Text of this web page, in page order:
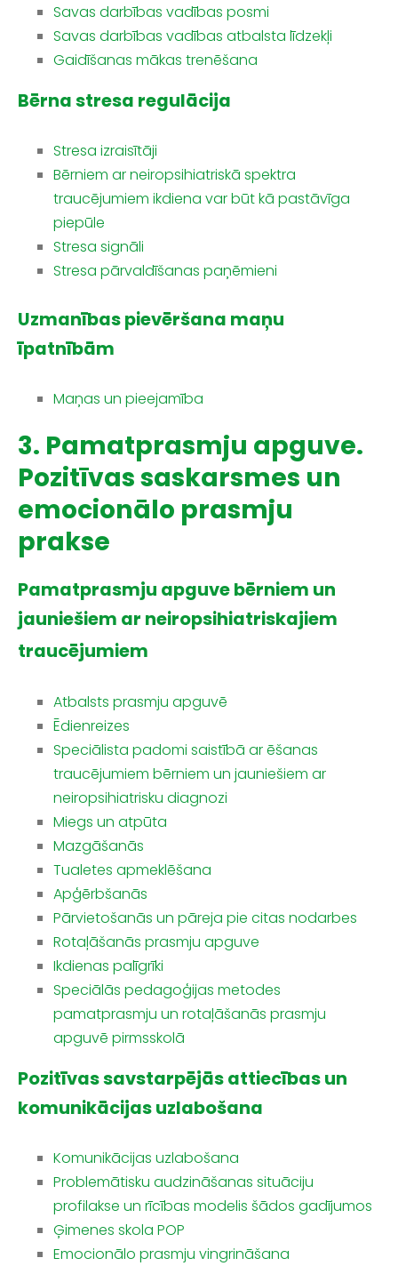
Savas darbības vadības posmi
Savas darbības vadības atbalsta līdzekļi
Gaidīšanas mākas trenēšana
Bērna stresa regulācija
Stresa izraisītāji
Bērniem ar neiropsihiatriskā spektra
traucējumiem ikdiena var būt kā pastāvīga
piepūle
Stresa signāli
Stresa pārvaldīšanas paņēmieni
Uzmanības pievēršana maņu
īpatnībām
Maņas un pieejamība
3. Pamatprasmju apguve.
Pozitīvas saskarsmes un
emocionālo prasmju
prakse
Pamatprasmju apguve bērniem un
jauniešiem ar neiropsihiatriskajiem
traucējumiem
Atbalsts prasmju apguvē
Ēdienreizes
Speciālista padomi saistībā ar ēšanas
traucējumiem bērniem un jauniešiem ar
neiropsihiatrisku diagnozi
Miegs un atpūta
Mazgāšanās
Tualetes apmeklēšana
Apģērbšanās
Pārvietošanās un pāreja pie citas nodarbes
Rotaļāšanās prasmju apguve
Ikdienas palīgrīki
Speciālās pedagoģijas metodes
pamatprasmju un rotaļāšanās prasmju
apguvē pirmsskolā
Pozitīvas savstarpējās attiecības un
komunikācijas uzlabošana
Komunikācijas uzlabošana
Problemātisku audzināšanas situāciju
profilakse un rīcības modelis šādos gadījumos
Ģimenes skola POP
Emocionālo prasmju vingrināšana